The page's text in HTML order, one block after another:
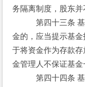
务隔离制度，股东并
第四十三条 基金
金的，应当提示基
于将资金作为存款
金管理人不保证基金
第四十四条 基金